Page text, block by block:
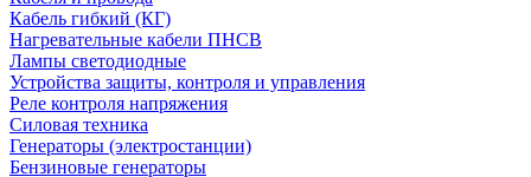
Кабель гибкий (КГ)
Нагревательные кабели ПНСВ
Лампы светодиодные
Устройства защиты, контроля и управления
Реле контроля напряжения
Силовая техника
Генераторы (электростанции)
Бензиновые генераторы